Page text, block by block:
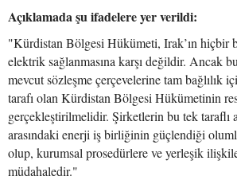
Açıklamada şu ifadelere yer verildi:
"Kürdistan Bölgesi Hükümeti, Irak’ın hiçbir
elektrik sağlanmasına karşı değildir. Ancak
mevcut sözleşme çerçevelerine tam bağlılık
tarafı olan Kürdistan Bölgesi Hükümetinin
gerçekleştirilmelidir. Şirketlerin bu tek taraflı
arasındaki enerji iş birliğinin güçlendiği
olup, kurumsal prosedürlere ve yerleşik
müdahaledir."